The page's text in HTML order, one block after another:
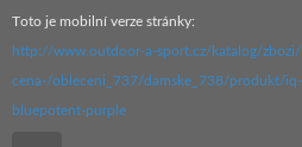
Toto je mobilní verze stránky:
http://www.outdoor-a-sport.cz/katalog/
cena-/obleceni_737/damske_738/produkt/
bluepotent-purple